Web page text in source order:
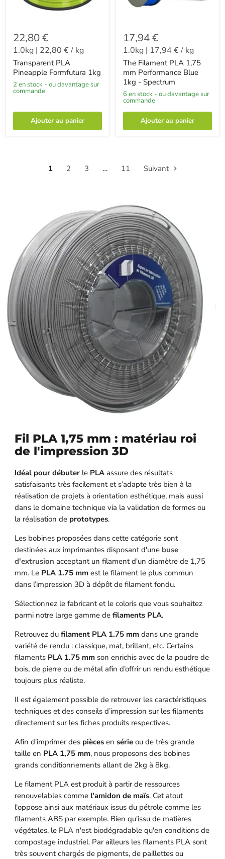
22,80 €
1.0kg | 22,80 €/ kg
Transparent PLA
Pineapple Formfutura 1kg
2 en stock - ou davantage sur
commande
Ajouter au panier
17,94 €
1.0kg | 17,94 €/ kg
The Filament PLA 1,75
mm Performance Blue
1kg - Spectrum
6 en stock - ou davantage sur
commande
Ajouter au panier
1 2 3 … 11 Suivant
Fil PLA 1,75 mm : matériau roi
de l'impression 3D
Idéal pour débuterle PLAassure des résultats
satisfaisants très facilement et s’adapte très bien à la
réalisation de projets à orientation esthétique, mais aussi
dans le domaine technique via la validation de formes ou
la réalisation de prototypes.
Les bobines proposées dans cette catégorie sont
destinées aux imprimantes disposant d'une buse
d'extrusion acceptant un filament d'un diamètre de 1,75
mm. Le PLA 1.75 mmest le filament le plus commun
dans l’impression 3D à dépôt de filament fondu.
Sélectionnez le fabricant et le coloris que vous souhaitez
parmi notre large gamme de filaments PLA.
Retrouvez du filament PLA 1.75 mmdans une grande
variété de rendu : classique, mat, brillant, etc. Certains
filaments PLA 1.75 mmson enrichis avec de la poudre de
bois, de pierre ou de métal afin d’offrir un rendu esthétique
toujours plus réaliste.
Il est également possible de retrouver les caractéristiques
techniques et des conseils d’impression sur les filaments
directement sur les fiches produits respectives.
Afin d'imprimer des pièces en série ou de très grande
taille en PLA 1,75 mm, nous proposons des bobines
grands conditionnements allant de 2kg à 8kg.
Le filament PLA est produit à partir de ressources
renouvelables comme l'amidon de maïs. Cet atout
l'oppose ainsi aux matériaux issus du pétrole comme les
filaments ABS par exemple. Bien qu'issu de matières
végétales, le PLA n'est biodégradable qu'en conditions de
compostage industriel. Par ailleurs les filaments PLA sont
très souvent chargés de pigments, de paillettes ou